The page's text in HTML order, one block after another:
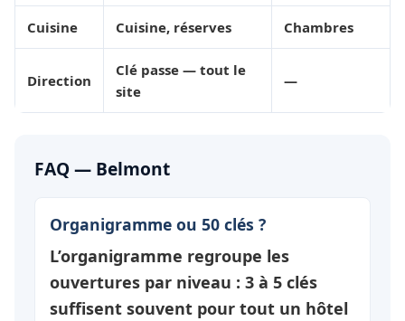
Cuisine Cuisine, réserves Chambres
Direction
Clé passe — tout le
site
—
FAQ — Belmont
Organigramme ou 50 clés ?
L’organigramme regroupe les
ouvertures par niveau : 3 à 5 clés
suffisent souvent pour tout un hôtel